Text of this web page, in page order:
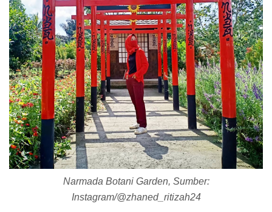
Narmada Botani Garden, Sumber:
Instagram/@zhaned_ritizah24